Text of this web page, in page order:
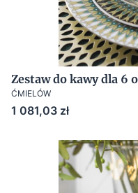
Zestaw do kawy dla 6
ĆMIELÓW
Cena
1 081,03 zł